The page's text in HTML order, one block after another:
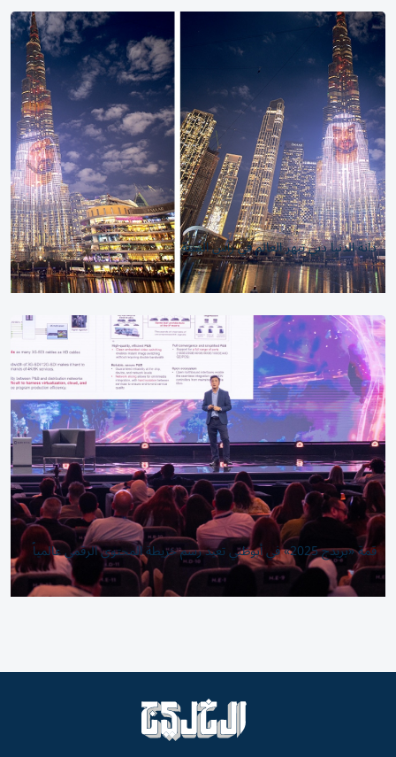
دانة الدنيا دبي تبهر العالم في رأس السنة
قمة «بريدج 2025» في أبوظبي تعيد رسم خريطة المحتوى الرقمي عالمياً